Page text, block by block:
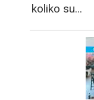
koliko su…